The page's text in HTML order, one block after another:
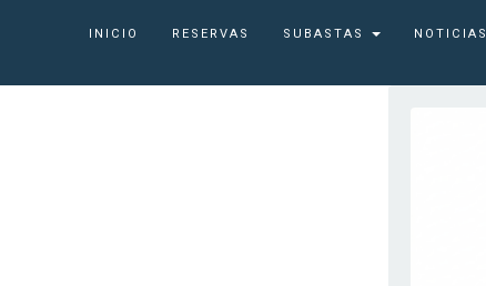
INICIO RESERVAS SUBASTAS NOTICIAS